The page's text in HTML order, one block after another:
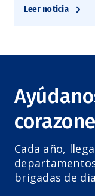
Leer noticia
Cada año,
brigadas de